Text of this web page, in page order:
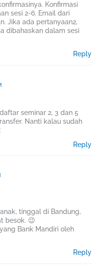
Konfirmasi
sesi 2-6. Email dari
Jika ada pertanyaan2,
dibahaskan dalam sesi
Reply
seminar 2, 3 dan 5
Nanti kalau sudah
Reply
tinggal di Bandung,
besok. 😉
Bank Mandiri oleh
Reply